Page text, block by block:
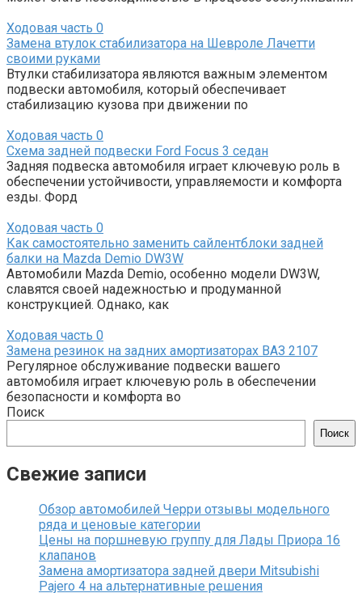
Ходовая часть 0
Замена втулок стабилизатора на Шевроле Лачетти
своими руками
Втулки стабилизатора являются важным элементом
подвески автомобиля, который обеспечивает
стабилизацию кузова при движении по
Ходовая часть 0
Схема задней подвески Ford Focus 3 седан
Задняя подвеска автомобиля играет ключевую роль в
обеспечении устойчивости, управляемости и комфорта
езды. Форд
Ходовая часть 0
Как самостоятельно заменить сайлентблоки задней
балки на Mazda Demio DW3W
Автомобили Mazda Demio, особенно модели DW3W,
славятся своей надежностью и продуманной
конструкцией. Однако, как
Ходовая часть 0
Замена резинок на задних амортизаторах ВАЗ 2107
Регулярное обслуживание подвески вашего
автомобиля играет ключевую роль в обеспечении
безопасности и комфорта во
Поиск
Поиск
Свежие записи
Обзор автомобилей Черри отзывы модельного
ряда и ценовые категории
Цены на поршневую группу для Лады Приора 16
клапанов
Замена амортизатора задней двери Mitsubishi
Pajero 4 на альтернативные решения